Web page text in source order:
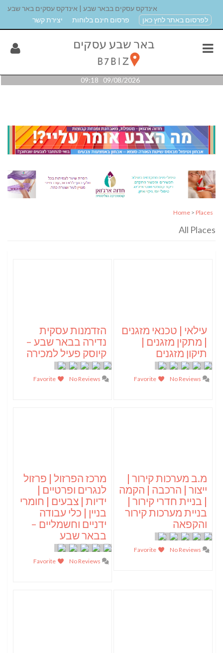
אינדקס עסקים בבאר שבע | אינדקס עסקים באר שבע
לפרסום באתר לחץ כאן
פרסום חינם בלוחות יצירת קשר
09/08/2026 09:18
Home > Places
All Places
עילאי | טכנאי מזגנים
| מתקין מזגנים |
תיקון מזגנים
הזדמנות עסקית
נדירה בבאר שבע –
קיוסק פעיל למכירה
מ.ב מערכות קירור |
ייצור | הרכבה | הקמה
| בניית חדרי קירור |
בניית מערכות קירור
והקפאה
מרכז הפרזול | פרזול
לנגרים ופרטיים |
ידיות | צבעים | חומרי
בניין | כלי עבודה
ידניים וחשמליים –
בבאר שבע